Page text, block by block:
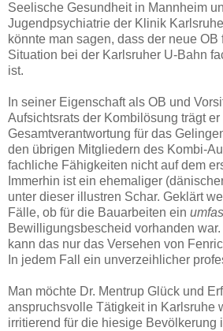
Seelische Gesundheit in Mannheim
Jugendpsychiatrie der Klinik
könnte man sagen, dass der neue
Situation bei der Karlsruher U-Bahn
ist.
In seiner Eigenschaft als OB und
Aufsichtsrats der Kombilösung trägt er
Gesamtverantwortung für das
den übrigen Mitgliedern des Kombi-
fachliche Fähigkeiten nicht auf dem
Immerhin ist ein ehemaliger
unter dieser illustren Schar. Geklärt
Fälle, ob für die Bauarbeiten ein
Bewilligungsbescheid vorhanden
kann das nur das Versehen von
In jedem Fall ein unverzeihlicher
Man möchte Dr. Mentrup Glück und
anspruchsvolle Tätigkeit in Karlsruhe
irritierend für die hiesige Bevölkerung